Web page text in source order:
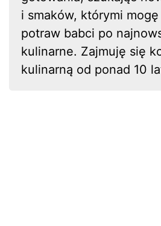
i smaków, którymi
potraw babci po
kulinarne. Zajmuję się
kulinarną od ponad 10